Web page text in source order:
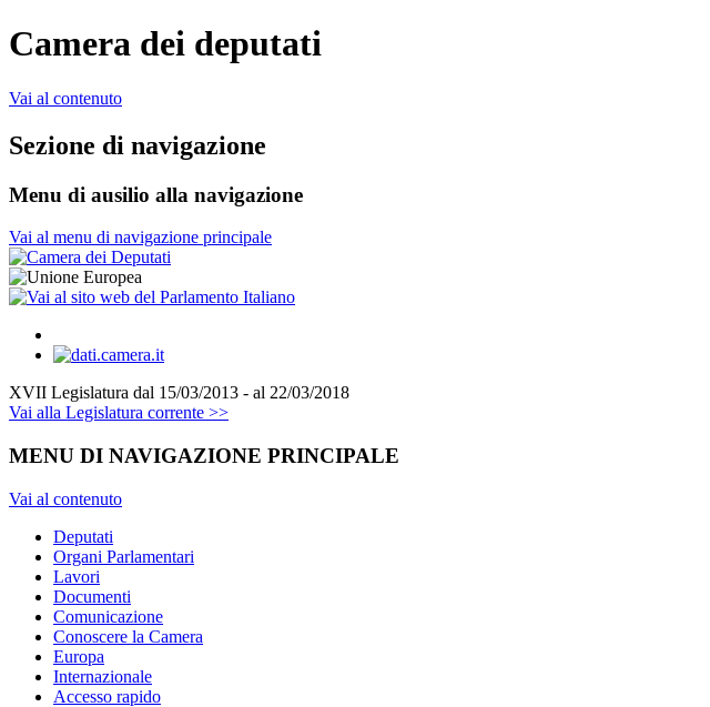
Camera dei deputati
Vai al contenuto
Sezione di navigazione
Menu di ausilio alla navigazione
Vai al menu di navigazione principale
XVII Legislatura dal 15/03/2013 - al 22/03/2018
Vai alla Legislatura corrente >>
MENU DI NAVIGAZIONE PRINCIPALE
Vai al contenuto
Deputati
Organi Parlamentari
Lavori
Documenti
Comunicazione
Conoscere la Camera
Europa
Internazionale
Accesso rapido